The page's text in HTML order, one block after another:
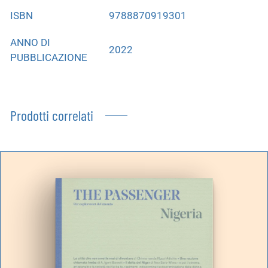
ISBN 9788870919301
ANNO DI
PUBBLICAZIONE
2022
Prodotti correlati